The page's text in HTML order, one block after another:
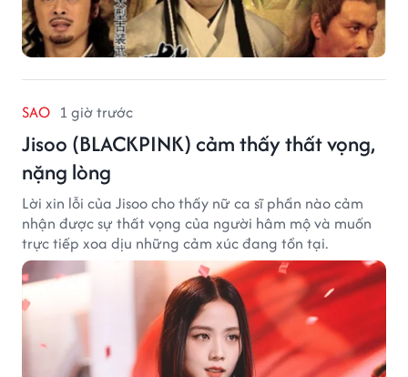
SAO 1 giờ trước
Jisoo (BLACKPINK) cảm thấy thất vọng,
nặng lòng
Lời xin lỗi của Jisoo cho thấy nữ ca sĩ phần nào cảm
nhận được sự thất vọng của người hâm mộ và muốn
trực tiếp xoa dịu những cảm xúc đang tồn tại.